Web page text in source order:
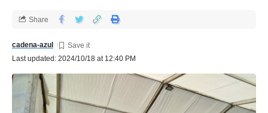
Last updated: 2024/10/18 at 12:40 PM
cadena-azul
Share